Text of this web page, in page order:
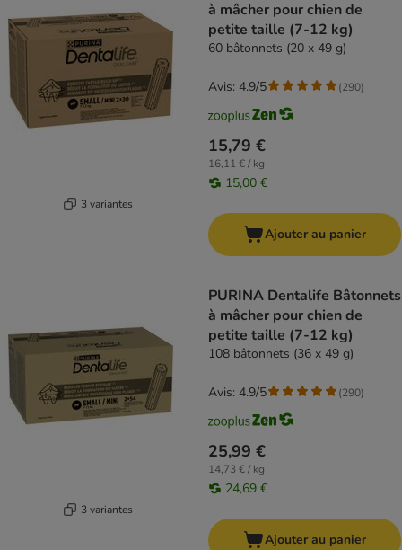
3 variantes
à mâcher pour chien de
petite taille (7-12 kg)
60 bâtonnets (20 x 49 g)
15,79 €
16,11 € / kg
15,00 €
Avis: 4.9/5 (290)
Ajouter au panier
3 variantes
PURINA Dentalife Bâtonnets
à mâcher pour chien de
petite taille (7-12 kg)
108 bâtonnets (36 x 49 g)
25,99 €
14,73 € / kg
24,69 €
Avis: 4.9/5 (290)
Ajouter au panier